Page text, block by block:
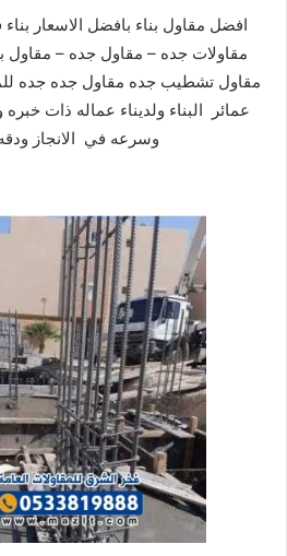
افضل مقاول بناء بافضل الاسعار
مقاولات جده – مقاول جده – مقاول
مقاول تشطيب جده مقاول جده جده
عمائر البناء ولديناء عماله ذات
وسرعه في الانجاز